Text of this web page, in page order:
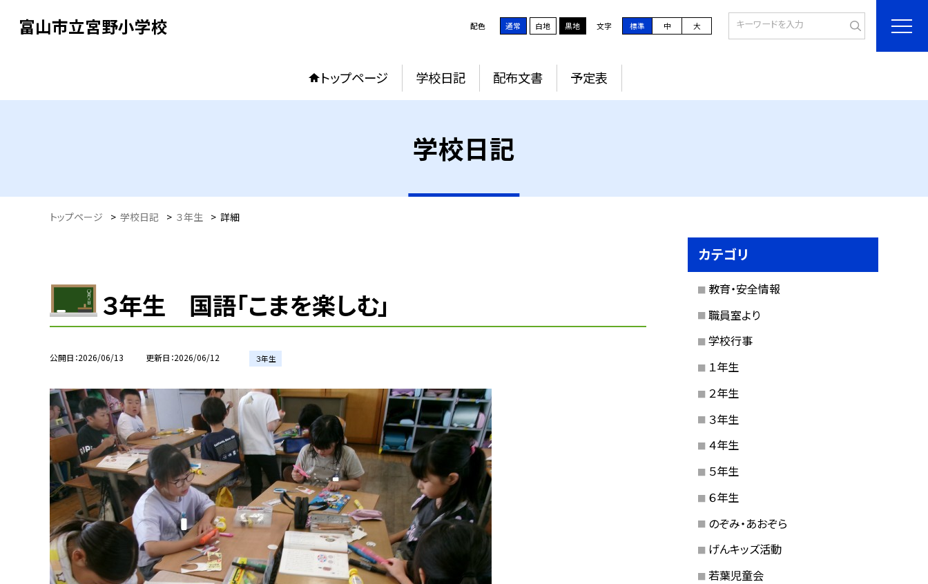
富山市立宮野小学校 配色 通常 白地 黒地 文字 標準 中 大
トップページ 学校日記 配布文書 予定表
学校日記
トップページ > 学校日記 > ３年生 > 詳細
３年生 国語「こまを楽しむ」
公開日 2026/06/13 更新日 2026/06/12 ３年生
カテゴリ
教育・安全情報
職員室より
学校行事
１年生
２年生
３年生
４年生
５年生
６年生
のぞみ・あおぞら
げんキッズ活動
若葉児童会